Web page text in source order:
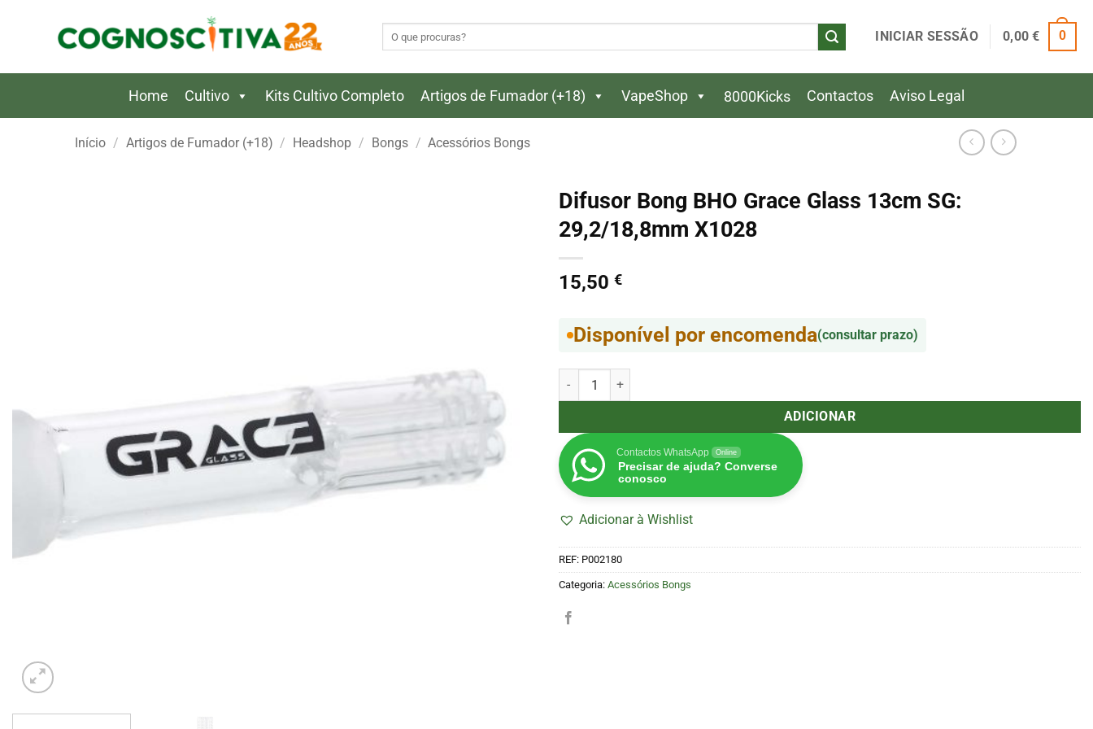
INICIAR SESSÃO 0,00€ 0
Home Cultivo Kits Cultivo Completo Artigos de Fumador (+18) VapeShop 8000Kicks Contactos Aviso Legal
Início / Artigos de Fumador (+18) / Headshop / Bongs / Acessórios Bongs
Difusor Bong BHO Grace Glass 13cm SG:
29,2/18,8mm X1028
15,50 €
Disponível por encomenda(consultar prazo)
Quantidade de Difusor Bong BHO Grace Glass 13cm SG: 29,2/18,8mm X1028
ADICIONAR
Contactos WhatsApp Online
Precisar de ajuda? Converse
conosco
Adicionar à Wishlist
REF: P002180
Categoria: Acessórios Bongs